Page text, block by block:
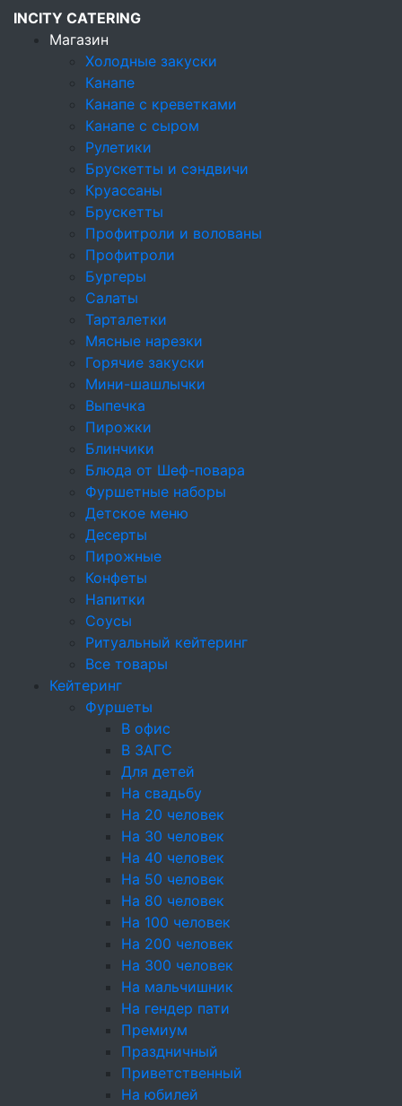
INCITY CATERING
Магазин
Холодные закуски
Канапе
Канапе с креветками
Канапе с сыром
Рулетики
Брускетты и сэндвичи
Круассаны
Брускетты
Профитроли и волованы
Профитроли
Бургеры
Салаты
Тарталетки
Мясные нарезки
Горячие закуски
Мини-шашлычки
Выпечка
Пирожки
Блинчики
Блюда от Шеф-повара
Фуршетные наборы
Детское меню
Десерты
Пирожные
Конфеты
Напитки
Соусы
Ритуальный кейтеринг
Все товары
Кейтеринг
Фуршеты
В офис
В ЗАГС
Для детей
На свадьбу
На 20 человек
На 30 человек
На 40 человек
На 50 человек
На 80 человек
На 100 человек
На 200 человек
На 300 человек
На мальчишник
На гендер пати
Премиум
Праздничный
Приветственный
На юбилей
Кейтеринговая компания
Холодные закуски
Холодные закуски
Канапе с креветками
Канапе с сыром
Рулетики
Брускетты и сэндвичи
Круассаны
Брускетты
Профитроли и волованы
Профитроли
Бургеры
Тарталетки
Мясные нарезки
Горячие закуски
Мини-шашлычки
Блюда от Шеф-повара
Фуршетные наборы
Детское меню